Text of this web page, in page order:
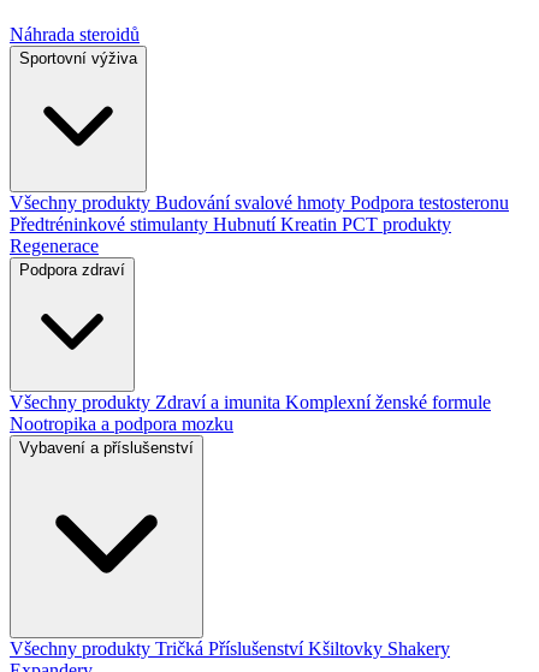
Náhrada steroidů
Sportovní výživa
Všechny produkty Budování svalové hmoty Podpora testosteronu
Předtréninkové stimulanty HubnutíKreatin PCT produkty
Regenerace
Podpora zdraví
Všechny produkty Zdraví a imunita Komplexní ženské formule
Nootropika a podpora mozku
Vybavení a příslušenství
Všechny produkty Tričká PříslušenstvíKšiltovky Shakery